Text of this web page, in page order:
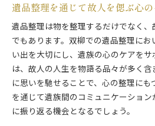
法的手続きや査定のプロ
専門家が持つ地域密着型
遺品整理士の存在がもた
プロフェッショナルなサ
遺品整理で心を癒す双柳の思
思いやりのあるサービス
遺品整理がもたらす心理
遺品整理を通じて故人を偲ぶ心の
遺品整理は物を整理するだけでなく
でもあります。双柳での遺品整理に
い出を大切にし、遺族の心のケアを
は、故人の人生を物語る品々が多く
に思いを馳せることで、心の整理に
を通じて遺族間のコミュニケーショ
に振り返る機会となるでしょう。